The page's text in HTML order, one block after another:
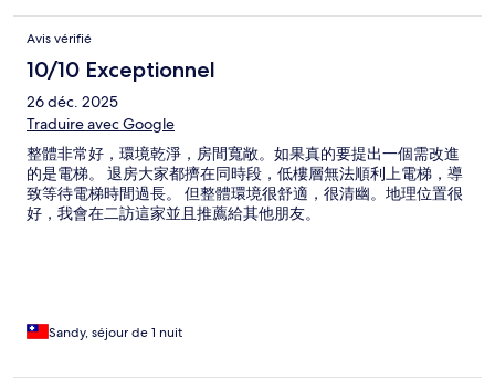
Avis vérifié
10/10 Exceptionnel
26 déc. 2025
Traduire avec Google
整體非常好，環境乾淨，房間寬敞。如果真的要提出一個需改進
的是電梯。 退房大家都擠在同時段，低樓層無法順利上電梯，導
致等待電梯時間過長。 但整體環境很舒適，很清幽。地理位置很
好，我會在二訪這家並且推薦給其他朋友。
Sandy, séjour de 1 nuit